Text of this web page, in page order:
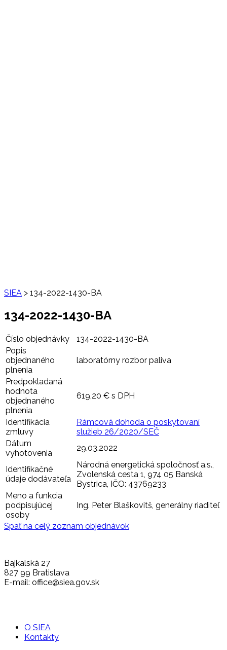
SIEA > 134-2022-1430-BA
134-2022-1430-BA
Číslo objednávky
134-2022-1430-BA
Popis
objednaného
plnenia
laboratórny rozbor paliva
Predpokladaná
hodnota
objednaného
plnenia
619,20 € s DPH
Identifikácia
zmluvy
Rámcová dohoda o poskytovaní
služieb 26/2020/SEČ
Dátum
vyhotovenia
29.03.2022
Identifikačné
údaje dodávateľa
Národná energetická spoločnosť a.s.,
Zvolenská cesta 1, 974 05 Banská
Bystrica, IČO: 43769233
Meno a funkcia
podpisujúcej
osoby
Ing. Peter Blaškovitš, generálny riaditeľ
Späť na celý zoznam objednávok
Bajkalská 27
827 99 Bratislava
E-mail: office@siea.gov.sk
O SIEA
Kontakty